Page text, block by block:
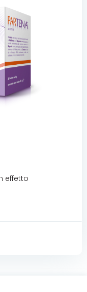
effetto